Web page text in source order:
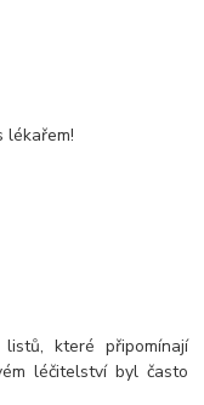
lékařem!
které připomínají
léčitelství byl často